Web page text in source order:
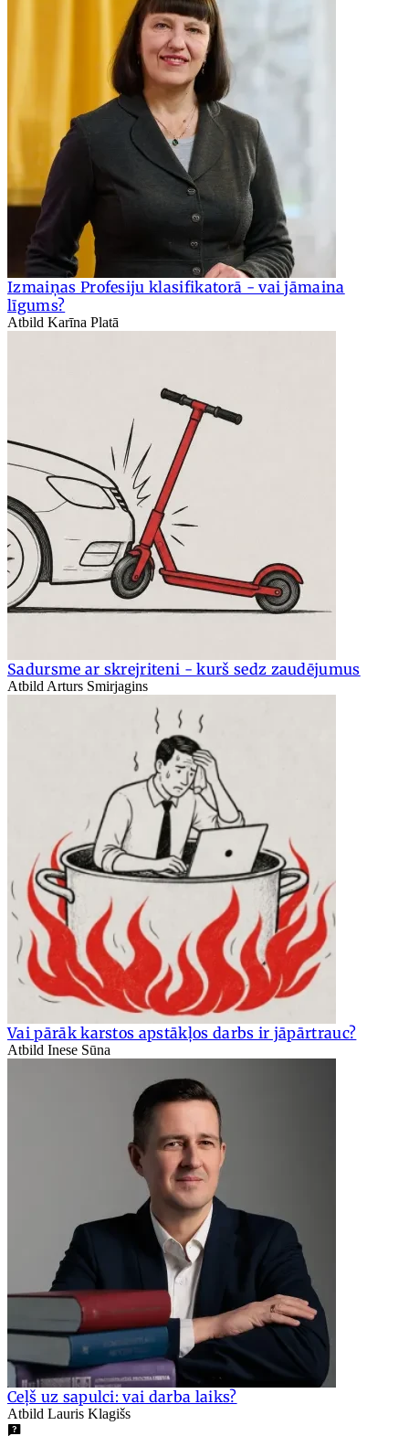
Izmaiņas Profesiju klasifikatorā - vai jāmaina
līgums?
Atbild Karīna Platā
Sadursme ar skrejriteni - kurš sedz zaudējumus
Atbild Arturs Smirjagins
Vai pārāk karstos apstākļos darbs ir jāpārtrauc?
Atbild Inese Sūna
Ceļš uz sapulci: vai darba laiks?
Atbild Lauris Klagišs